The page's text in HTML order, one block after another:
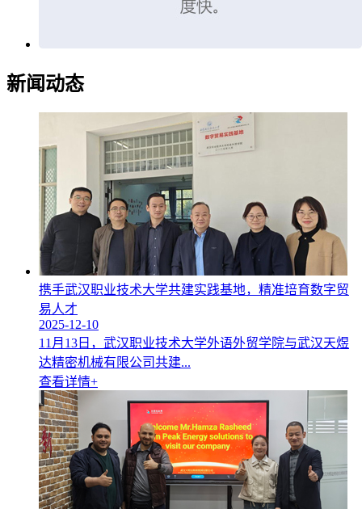
新闻动态
携手武汉职业技术大学共建实践基地，精准培育数字贸
易人才
2025-12-10
11月13日，武汉职业技术大学外语外贸学院与武汉天煜
达精密机械有限公司共建...
查看详情+